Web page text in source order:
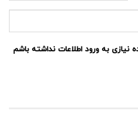
نیازی به ورود اطلاعات نداشته باشم